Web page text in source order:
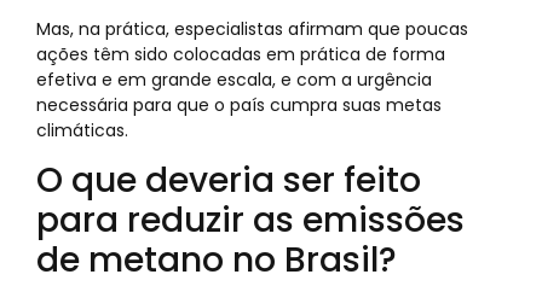
Mas, na prática, especialistas afirmam que poucas
ações têm sido colocadas em prática de forma
efetiva e em grande escala, e com a urgência
necessária para que o país cumpra suas metas
climáticas.
O que deveria ser feito
para reduzir as emissões
de metano no Brasil?